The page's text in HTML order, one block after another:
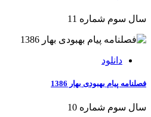
سال سوم شماره 11
دانلود
فصلنامه پیام بهبودی بهار 1386
سال سوم شماره 10